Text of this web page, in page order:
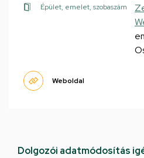
Épület, emelet, szobaszám
Weboldal
Dolgozói adatmódosítás